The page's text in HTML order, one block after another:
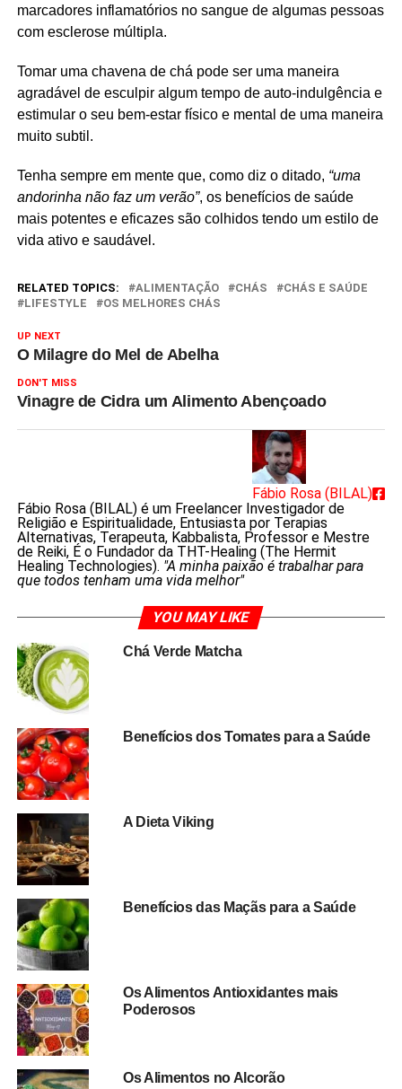
marcadores inflamatórios no sangue de algumas pessoas
com esclerose múltipla.
Tomar uma chavena de chá pode ser uma maneira
agradável de esculpir algum tempo de auto-indulgência e
estimular o seu bem-estar físico e mental de uma maneira
muito subtil.
Tenha sempre em mente que, como diz o ditado, “uma
andorinha não faz um verão”, os benefícios de saúde
mais potentes e eficazes são colhidos tendo um estilo de
vida ativo e saudável.
RELATED TOPICS: ALIMENTAÇÃO CHÁS
CHÁS E SAÚDE
LIFESTYLE
OS MELHORES CHÁS
UP NEXT
O Milagre do Mel de Abelha
DON'T MISS
Vinagre de Cidra um Alimento Abençoado
Fábio Rosa (BILAL)
Fábio Rosa (BILAL) é um Freelancer Investigador de
Religião e Espiritualidade, Entusiasta por Terapias
Alternativas, Terapeuta, Kabbalista, Professor e Mestre
de Reiki, É o Fundador da THT-Healing (The Hermit
Healing Technologies). "A minha paixão é trabalhar para
que todos tenham uma vida melhor"
YOU MAY LIKE
Chá Verde Matcha
Benefícios dos Tomates para a Saúde
A Dieta Viking
Benefícios das Maçãs para a Saúde
Os Alimentos Antioxidantes mais
Poderosos
Os Alimentos no Alcorão